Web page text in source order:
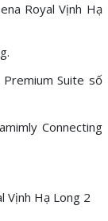
Royal Vịnh Hạ
Suite số
Connecting